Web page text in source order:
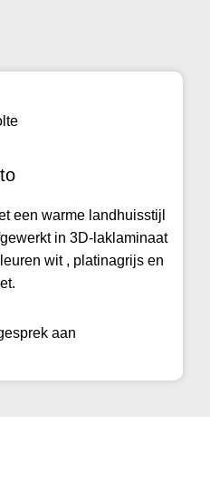
een warme landhuisstijl
in 3D-laklaminaat
wit , platinagrijs en
aan